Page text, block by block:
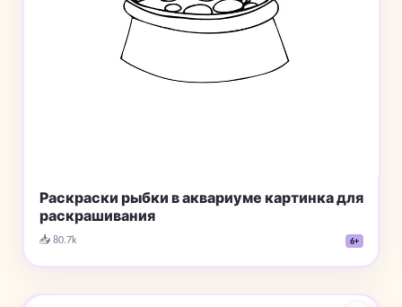
Раскраски рыбки в аквариуме картинка для
раскрашивания
📥 80.7k 6+